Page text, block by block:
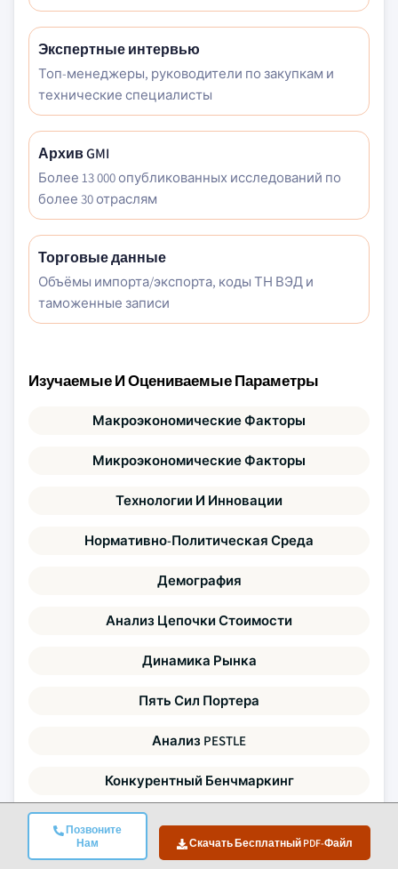
Позвоните
Нам
Скачать Бесплатный PDF-Файл
Экспертные интервью
Топ-менеджеры, руководители по закупкам и
технические специалисты
Архив GMI
Более 13 000 опубликованных исследований по
более 30 отраслям
Торговые данные
Объёмы импорта/экспорта, коды ТН ВЭД и
таможенные записи
Изучаемые И Оцениваемые Параметры
Макроэкономические Факторы
Микроэкономические Факторы
Технологии И Инновации
Нормативно-Политическая Среда
Демография
Анализ Цепочки Стоимости
Динамика Рынка
Пять Сил Портера
Анализ PESTLE
Конкурентный Бенчмаркинг
Анализ Разрыва Спроса И Предложения
Тенденции Ценообразования